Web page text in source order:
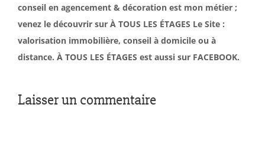
conseil en agencement & décoration est mon métier ;
venez le découvrir sur À TOUS LES ÉTAGES Le Site :
valorisation immobilière, conseil à domicile ou à
distance. À TOUS LES ÉTAGES est aussi sur FACEBOOK.
Laisser un commentaire